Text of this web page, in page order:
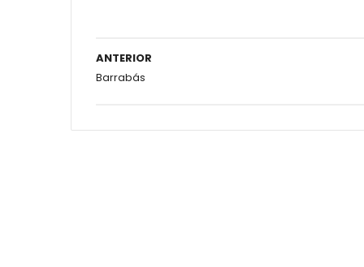
ANTERIOR
Barrabás